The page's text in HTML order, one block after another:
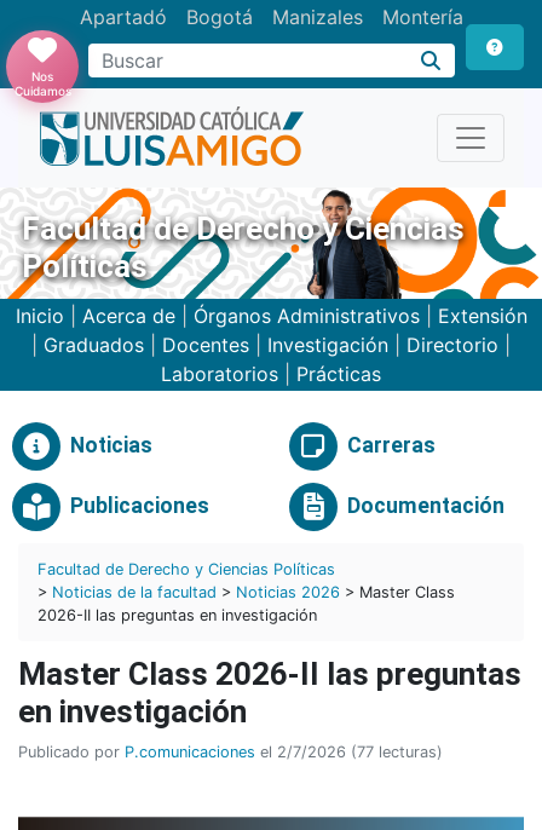
Apartadó Bogotá Manizales Montería
Buscar
Nos
Cuidamos
Facultad de Derecho y Ciencias
Políticas
Inicio Acerca de| Órganos Administrativos| Extensión
Graduados Docentes Investigación Directorio
Laboratorios
Prácticas
Noticias Carreras
Publicaciones Documentación
Facultad de Derecho y Ciencias Políticas
> Noticias de la facultad > Noticias 2026 > Master Class
2026-II las preguntas en investigación
Master Class 2026-II las preguntas
en investigación
Publicado por P.comunicaciones el 2/7/2026 (77 lecturas)